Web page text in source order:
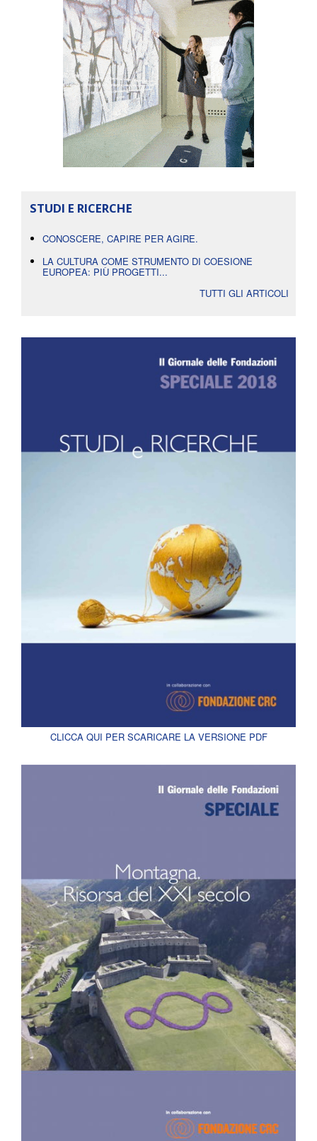
STUDI E RICERCHE
CONOSCERE, CAPIRE PER AGIRE.
LA CULTURA COME STRUMENTO DI COESIONE
EUROPEA: PIÙ PROGETTI...
TUTTI GLI ARTICOLI
CLICCA QUI PER SCARICARE LA VERSIONE PDF